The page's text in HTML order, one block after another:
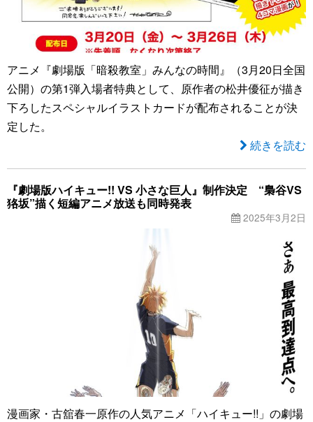
アニメ『劇場版「暗殺教室」みんなの時間』（3月20日全国
公開）の第1弾入場者特典として、原作者の松井優征が描き
下ろしたスペシャルイラストカードが配布されることが決
定した。
続きを読む
『劇場版ハイキュー!! VS 小さな巨人』制作決定 “梟谷VS
狢坂”描く短編アニメ放送も同時発表
2025年3月2日
漫画家・古舘春一原作の人気アニメ「ハイキュー!!」の劇場